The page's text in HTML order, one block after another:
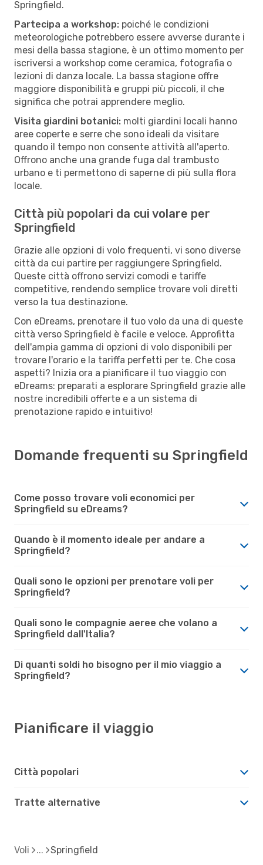
Springfield.
Partecipa a workshop: poiché le condizioni
meteorologiche potrebbero essere avverse durante i
mesi della bassa stagione, è un ottimo momento per
iscriversi a workshop come ceramica, fotografia o
lezioni di danza locale. La bassa stagione offre
maggiore disponibilità e gruppi più piccoli, il che
significa che potrai apprendere meglio.
Visita giardini botanici: molti giardini locali hanno
aree coperte e serre che sono ideali da visitare
quando il tempo non consente attività all'aperto.
Offrono anche una grande fuga dal trambusto
urbano e ti permettono di saperne di più sulla flora
locale.
Città più popolari da cui volare per
Springfield
Grazie alle opzioni di volo frequenti, vi sono diverse
città da cui partire per raggiungere Springfield.
Queste città offrono servizi comodi e tariffe
competitive, rendendo semplice trovare voli diretti
verso la tua destinazione.
Con eDreams, prenotare il tuo volo da una di queste
città verso Springfield è facile e veloce. Approfitta
dell'ampia gamma di opzioni di volo disponibili per
trovare l'orario e la tariffa perfetti per te. Che cosa
aspetti? Inizia ora a pianificare il tuo viaggio con
eDreams: preparati a esplorare Springfield grazie alle
nostre incredibili offerte e a un sistema di
prenotazione rapido e intuitivo!
Domande frequenti su Springfield
Come posso trovare voli economici per
Springfield su eDreams?
Quando è il momento ideale per andare a
Springfield?
Quali sono le opzioni per prenotare voli per
Springfield?
Quali sono le compagnie aeree che volano a
Springfield dall'Italia?
Di quanti soldi ho bisogno per il mio viaggio a
Springfield?
Pianificare il viaggio
Città popolari
Tratte alternative
Voli Springfield